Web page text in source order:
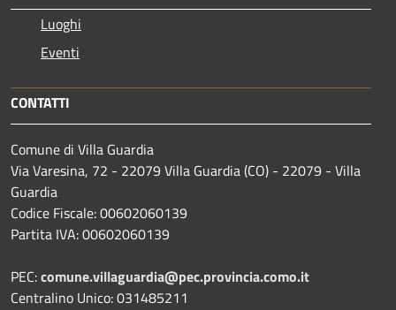
Luoghi
Eventi
CONTATTI
Comune di Villa Guardia
Via Varesina, 72 - 22079 Villa Guardia (CO) - 22079 - Villa
Guardia
Codice Fiscale: 00602060139
Partita IVA: 00602060139
PEC:comune.villaguardia@pec.provincia.como.it
Centralino Unico: 031485211